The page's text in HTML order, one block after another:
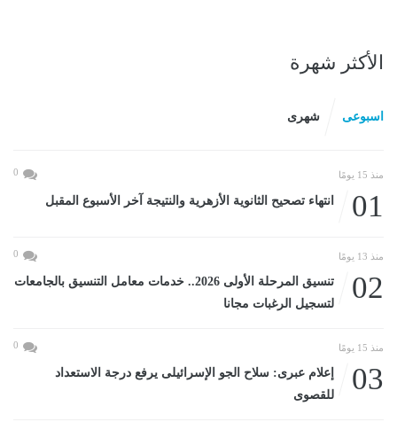
الأكثر شهرة
اسبوعى شهرى
منذ 15 يومًا 0
01 انتهاء تصحيح الثانوية الأزهرية والنتيجة آخر الأسبوع المقبل
منذ 13 يومًا 0
02
تنسيق المرحلة الأولى 2026.. خدمات معامل التنسيق بالجامعات
لتسجيل الرغبات مجانا
منذ 15 يومًا 0
03
إعلام عبرى: سلاح الجو الإسرائيلى يرفع درجة الاستعداد
للقصوى